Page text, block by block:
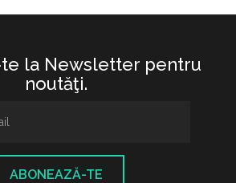
la Newsletter pentru
noutăţi.
ABONEAZĂ-TE